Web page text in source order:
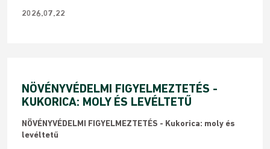
2026.07.22
NÖVÉNYVÉDELMI FIGYELMEZTETÉS -
KUKORICA: MOLY ÉS LEVÉLTETŰ
NÖVÉNYVÉDELMI FIGYELMEZTETÉS - Kukorica: moly és
levéltetű